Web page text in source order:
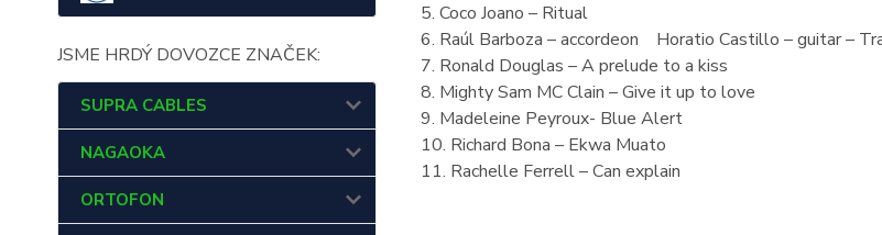
JSME HRDÝ DOVOZCE ZNAČEK:
SUPRA CABLES
NAGAOKA
ORTOFON
5. Coco Joano – Ritual
6. Raúl Barboza – accordeon Horatio Castillo – guitar –
7. Ronald Douglas – A prelude to a kiss
8. Mighty Sam MC Clain – Give it up to love
9. Madeleine Peyroux- Blue Alert
10. Richard Bona – Ekwa Muato
11. Rachelle Ferrell – Can explain